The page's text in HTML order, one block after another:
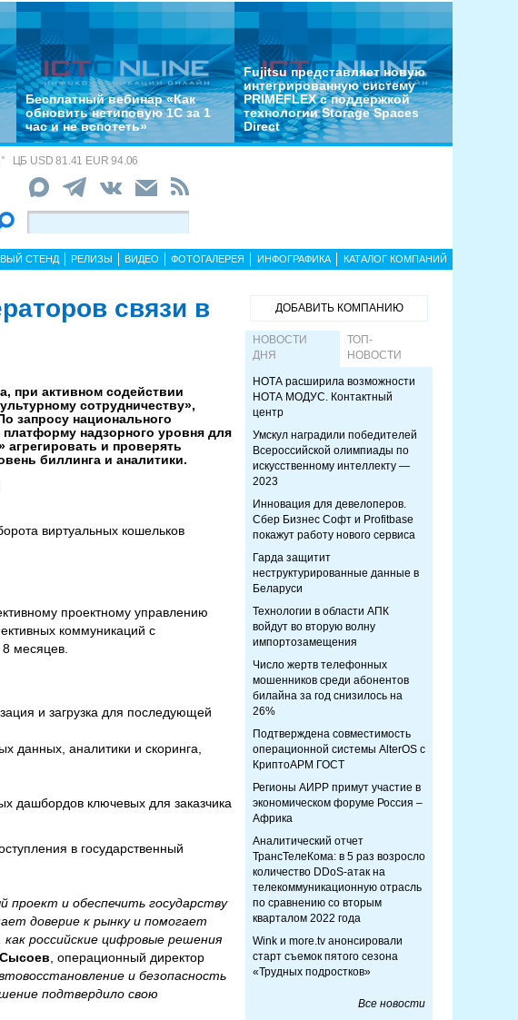
Бесплатный вебинар «Как
обновить нетиповую 1С за 1
час и не вспотеть»
Fujitsu представляет новую
интегрированную систему
PRIMEFLEX с поддержкой
технологии Storage Spaces
Direct
° ЦБ USD 81.41 EUR 94.06
СТЕНД РЕЛИЗЫ ВИДЕО ФОТОГАЛЕРЕЯ ИНФОГРАФИКА КАТАЛОГ КОМПАНИЙ
связи в
при активном содействии
сотрудничеству»,
запросу национального
надзорного уровня для
агрегировать и проверять
биллинга и аналитики.
виртуальных кошельков
проектному управлению
коммуникаций с
месяцев.
и загрузка для последующей
данных, аналитики и скоринга,
дашбордов ключевых для заказчика
в государственный
и обеспечить государству
доверие к рынку и помогает
российские цифровые решения
, операционный директор
и безопасность
подтвердило свою
ДОБАВИТЬ КОМПАНИЮ
НОВОСТИ
ДНЯ
ТОП-
НОВОСТИ
НОТА расширила возможности
НОТА МОДУС. Контактный
центр
Умскул наградили победителей
Всероссийской олимпиады по
искусственному интеллекту —
2023
Инновация для девелоперов.
Сбер Бизнес Софт и Profitbase
покажут работу нового сервиса
Гарда защитит
неструктурированные данные в
Беларуси
Технологии в области АПК
войдут во вторую волну
импортозамещения
Число жертв телефонных
мошенников среди абонентов
билайна за год снизилось на
26%
Подтверждена совместимость
операционной системы AlterOS с
КриптоАРМ ГОСТ
Регионы АИРР примут участие в
экономическом форуме Россия –
Африка
Аналитический отчет
ТрансТелеКома: в 5 раз возросло
количество DDoS-атак на
телекоммуникационную отрасль
по сравнению со вторым
кварталом 2022 года
Wink и more.tv анонсировали
старт съемок пятого сезона
«Трудных подростков»
Все новости